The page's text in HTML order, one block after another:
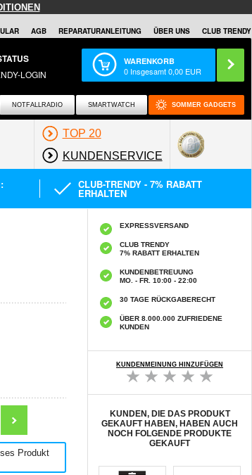
AGB REPARATURANLEITUNG ÜBER UNS CLUB TRENDY
LOGIN
WARENKORB
0 Insgesamt0,00 EUR
NOTFALLRADIO SMARTWATCH SOMMER GADGETS
TOP 20
KUNDENSERVICE
CLUB-TRENDY - 7% RABATT
ERHALTEN
Produkt
EXPRESSVERSAND
CLUB TRENDY
7% RABATT ERHALTEN
KUNDENBETREUUNG
MO. - FR. 10:00 - 22:00
30 TAGE RÜCKGABERECHT
ÜBER 8.000.000 ZUFRIEDENE
KUNDEN
KUNDENMEINUNG HINZUFÜGEN
KUNDEN, DIE DAS PRODUKT
GEKAUFT HABEN, HABEN AUCH
NOCH FOLGENDE PRODUKTE
GEKAUFT